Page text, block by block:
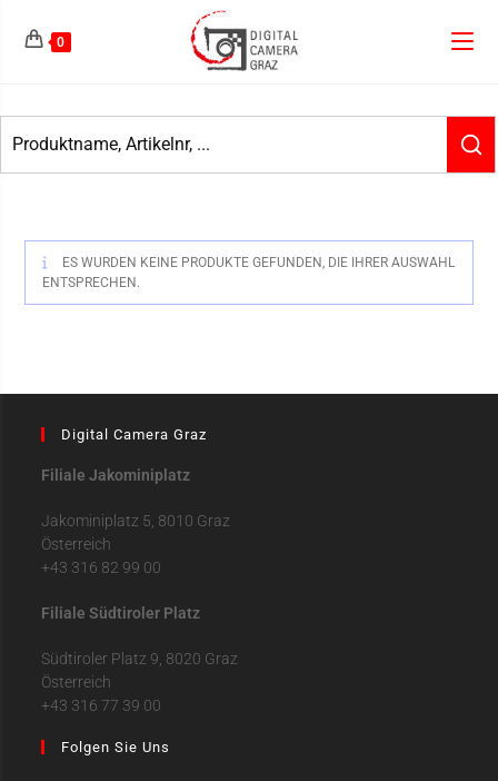
0
ES WURDEN KEINE PRODUKTE GEFUNDEN, DIE IHRER AUSWAHL
ENTSPRECHEN.
Digital Camera Graz
Filiale Jakominiplatz
Jakominiplatz 5, 8010 Graz
Österreich
+43 316 82 99 00
Filiale Südtiroler Platz
Südtiroler Platz 9, 8020 Graz
Österreich
+43 316 77 39 00
Folgen Sie Uns